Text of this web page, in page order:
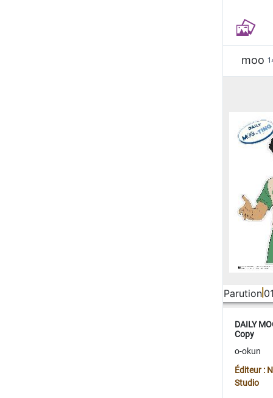
moo
Parution
DAILY
Copy
o-okun
Éditeur :
Studio